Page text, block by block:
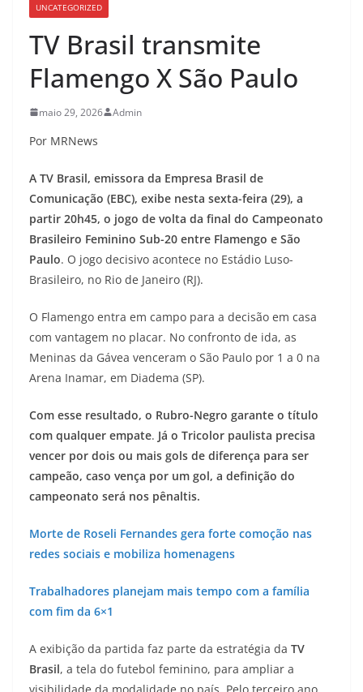
UNCATEGORIZED
TV Brasil transmite
Flamengo X São Paulo
maio 29, 2026 Admin
Por MRNews
A TV Brasil, emissora da Empresa Brasil de
Comunicação (EBC), exibe nesta sexta-feira (29), a
partir 20h45, o jogo de volta da final do Campeonato
Brasileiro Feminino Sub-20 entre Flamengo e São
Paulo. O jogo decisivo acontece no Estádio Luso-
Brasileiro, no Rio de Janeiro (RJ).
O Flamengo entra em campo para a decisão em casa
com vantagem no placar. No confronto de ida, as
Meninas da Gávea venceram o São Paulo por 1 a 0 na
Arena Inamar, em Diadema (SP).
Com esse resultado, o Rubro-Negro garante o título
com qualquer empate. Já o Tricolor paulista precisa
vencer por dois ou mais gols de diferença para ser
campeão, caso vença por um gol, a definição do
campeonato será nos pênaltis.
Morte de Roseli Fernandes gera forte comoção nas
redes sociais e mobiliza homenagens
Trabalhadores planejam mais tempo com a família
com fim da 6×1
A exibição da partida faz parte da estratégia da TV
Brasil, a tela do futebol feminino, para ampliar a